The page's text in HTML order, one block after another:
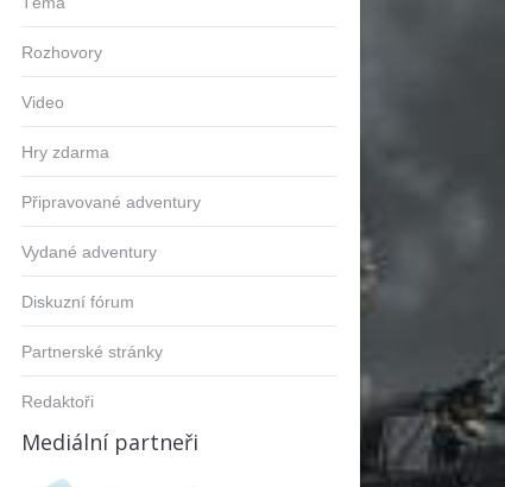
Rozhovory
Video
Hry zdarma
Připravované adventury
Vydané adventury
Diskuzní fórum
Partnerské stránky
Redaktoři
Mediální partneři